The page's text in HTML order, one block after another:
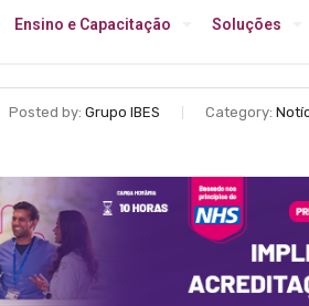
Ensino e Capacitação Soluções
Posted by: Grupo IBES Category: